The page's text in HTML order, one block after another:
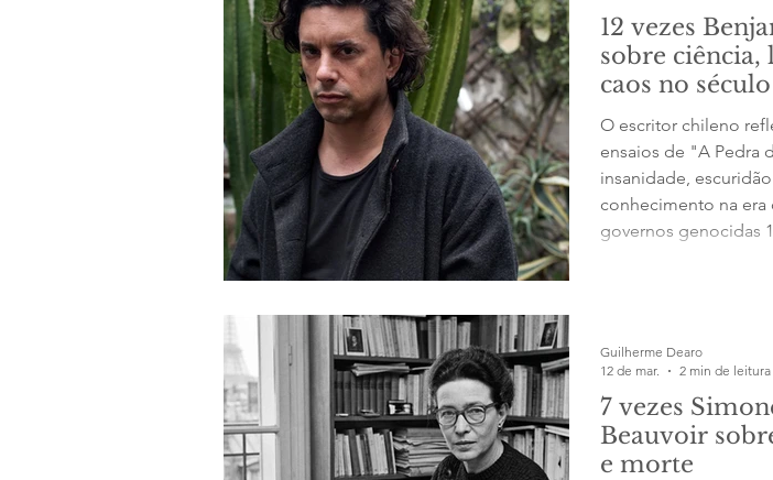
enfraquecer o
sustentável, nós tro
12 vezes
sobre ciência,
caos no século
O escritor chileno
ensaios de "A Pedra
insanidade,
conhecimento na era
governos genocidas
plácida ilha de
estamos destinados a
longe. As ciências,
em sua pr
7 vezes
Beauvoir
e morte
Guilherme Dearo
12 de mar.
2 min de leitura